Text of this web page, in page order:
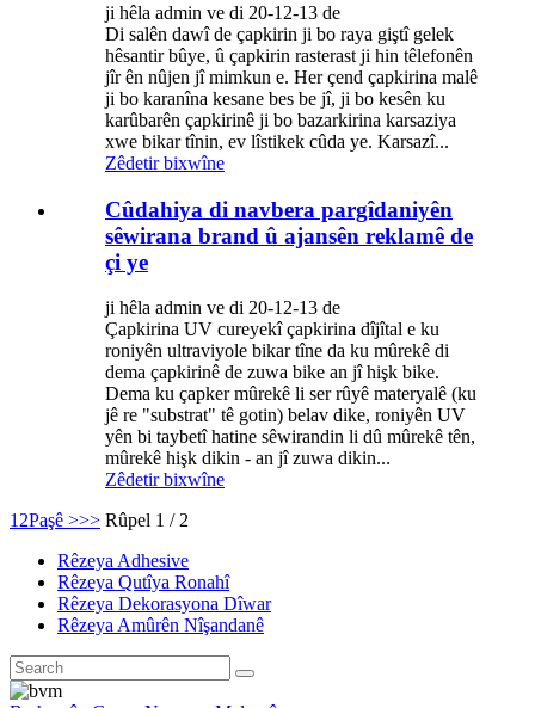
ji hêla admin ve di 20-12-13 de
Di salên dawî de çapkirin ji bo raya giştî gelek
hêsantir bûye, û çapkirin rasterast ji hin têlefonên
jîr ên nûjen jî mimkun e. Her çend çapkirina malê
ji bo karanîna kesane bes be jî, ji bo kesên ku
karûbarên çapkirinê ji bo bazarkirina karsaziya
xwe bikar tînin, ev lîstikek cûda ye. Karsazî...
Zêdetir bixwîne
Cûdahiya di navbera pargîdaniyên
sêwirana brand û ajansên reklamê de
çi ye
ji hêla admin ve di 20-12-13 de
Çapkirina UV cureyekî çapkirina dîjîtal e ku
roniyên ultraviyole bikar tîne da ku mûrekê di
dema çapkirinê de zuwa bike an jî hişk bike.
Dema ku çapker mûrekê li ser rûyê materyalê (ku
jê re "substrat" ​​tê gotin) belav dike, roniyên UV
yên bi taybetî hatine sêwirandin li dû mûrekê tên,
mûrekê hişk dikin - an jî zuwa dikin...
Zêdetir bixwîne
1 2Paşê >>> Rûpel 1 / 2
Rêzeya Adhesive
Rêzeya Qutîya Ronahî
Rêzeya Dekorasyona Dîwar
Rêzeya Amûrên Nîşandanê